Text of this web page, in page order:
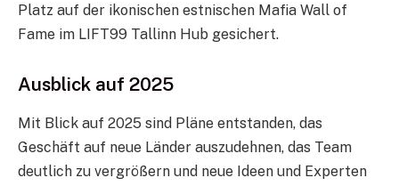
Platz auf der ikonischen estnischen Mafia Wall of
Fame im LIFT99 Tallinn Hub gesichert.
Ausblick auf 2025
Mit Blick auf 2025 sind Pläne entstanden, das
Geschäft auf neue Länder auszudehnen, das Team
deutlich zu vergrößern und neue Ideen und Experten